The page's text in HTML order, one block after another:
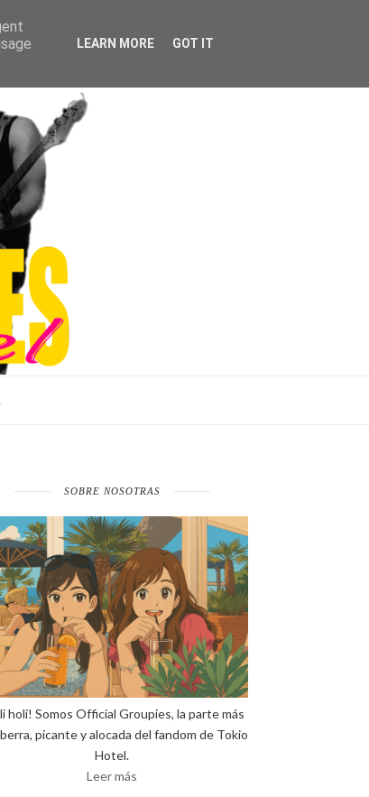
SOBRE NOSOTRAS
holi! Somos Official Groupies, la parte más
picante y alocada del fandom de Tokio
Hotel.
Leer más
LEARN MORE GOT IT